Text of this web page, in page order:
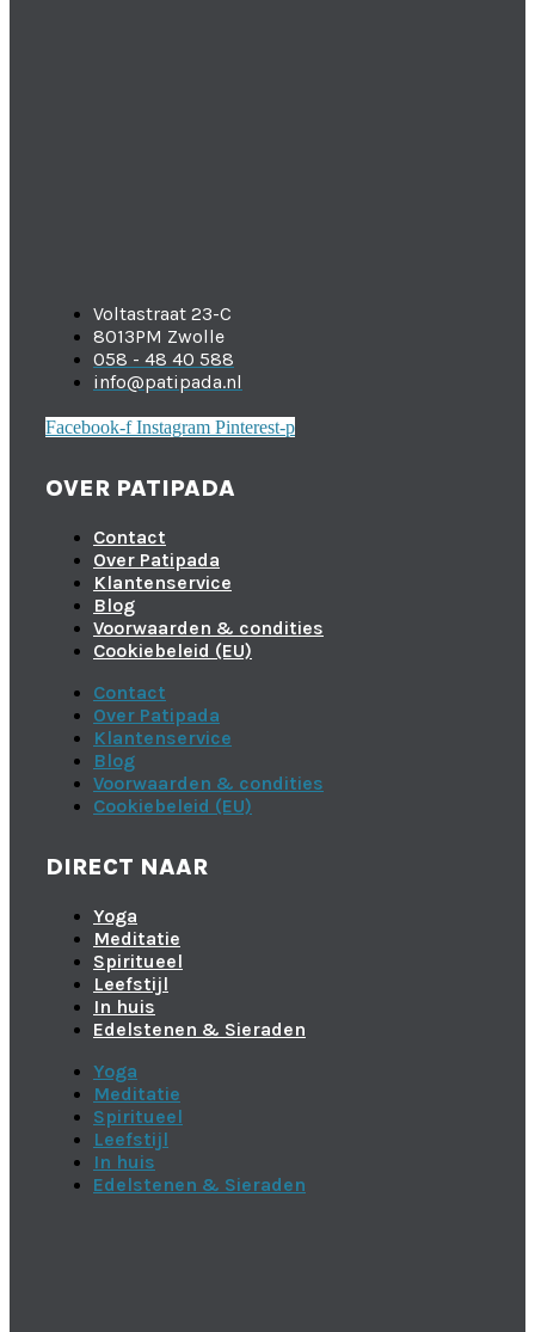
Voltastraat 23-C
8013PM Zwolle
058 - 48 40 588
info@patipada.nl
Facebook-f Instagram Pinterest-p
OVER PATIPADA
Contact
Over Patipada
Klantenservice
Blog
Voorwaarden & condities
Cookiebeleid (EU)
Contact
Over Patipada
Klantenservice
Blog
Voorwaarden & condities
Cookiebeleid (EU)
DIRECT NAAR
Yoga
Meditatie
Spiritueel
Leefstijl
In huis
Edelstenen & Sieraden
Yoga
Meditatie
Spiritueel
Leefstijl
In huis
Edelstenen & Sieraden